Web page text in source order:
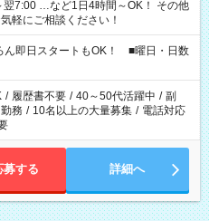
…など1日4時間～OK！ その他
軽にご相談ください！
即日スタートもOK！ ■曜日・日数
/ 履歴書不要 / 40～50代活躍中 / 副
務 / 10名以上の大量募集 / 電話対応
募する 詳細へ